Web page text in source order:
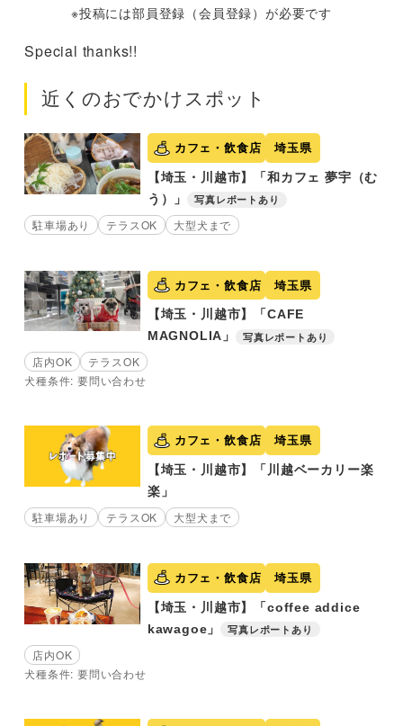
※投稿には部員登録（会員登録）が必要です
Special thanks!!
近くのおでかけスポット
カフェ・飲食店 埼玉県
【埼玉・川越市】「和カフェ 夢宇（む
う）」
写真レポートあり
駐車場あり テラスOK 大型犬まで
カフェ・飲食店 埼玉県
【埼玉・川越市】「CAFE
MAGNOLIA」
写真レポートあり
店内OK
テラスOK
犬種条件: 要問い合わせ
カフェ・飲食店 埼玉県
【埼玉・川越市】「川越ベーカリー楽
楽」
駐車場あり テラスOK 大型犬まで
カフェ・飲食店 埼玉県
【埼玉・川越市】「coffee addice
kawagoe」
写真レポートあり
店内OK
犬種条件: 要問い合わせ